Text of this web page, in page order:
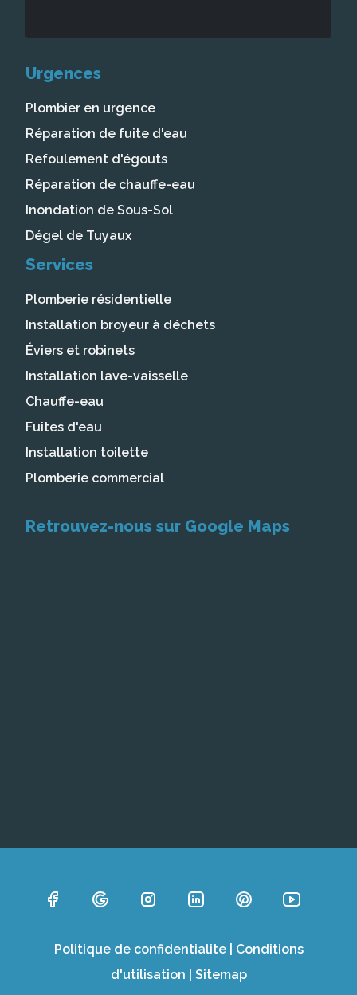
Urgences
Plombier en urgence
Réparation de fuite d'eau
Refoulement d'égouts
Réparation de chauffe-eau
Inondation de Sous-Sol
Dégel de Tuyaux
Services
Plomberie résidentielle
Installation broyeur à déchets
Éviers et robinets
Installation lave-vaisselle
Chauffe-eau
Fuites d'eau
Installation toilette
Plomberie commercial
Retrouvez-nous sur Google Maps
Politique de confidentialite| Conditions
d'utilisation
Sitemap